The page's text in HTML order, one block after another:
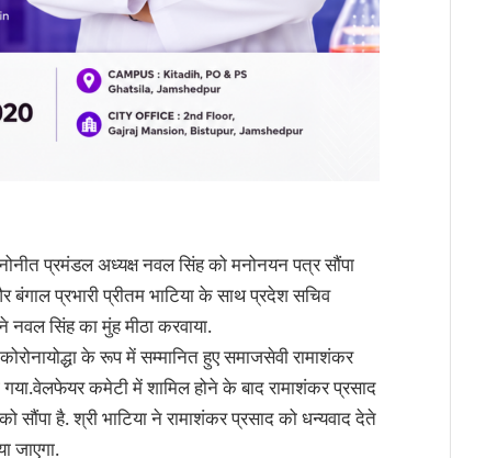
प्रमंडल अध्यक्ष नवल सिंह को मनोनयन पत्र सौंपा
प्रभारी प्रीतम भाटिया के साथ प्रदेश सचिव
नवल सिंह का मुंह मीठा करवाया.
के रूप में सम्मानित हुए समाजसेवी रामाशंकर
कमेटी में शामिल होने के बाद रामाशंकर प्रसाद
है. श्री भाटिया ने रामाशंकर प्रसाद को धन्यवाद देते
जाएगा.